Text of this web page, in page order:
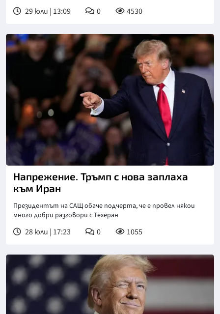
29 юли | 13:09 0 4530
Снимка: АП/БТА
Напрежение. Тръмп с нова заплаха
към Иран
Президентът на САЩ обаче подчерта, че е провел някои
много добри разговори с Техеран
28 юли | 17:23 0 1055